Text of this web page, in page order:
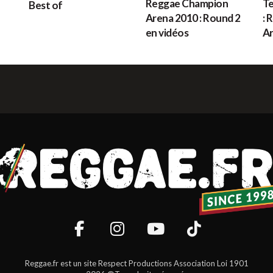
Best of
Reggae Champion
Arena 2010 : Round 2
en vidéos
:
Reggae.fr est un site Respect Productions Association Loi 1901